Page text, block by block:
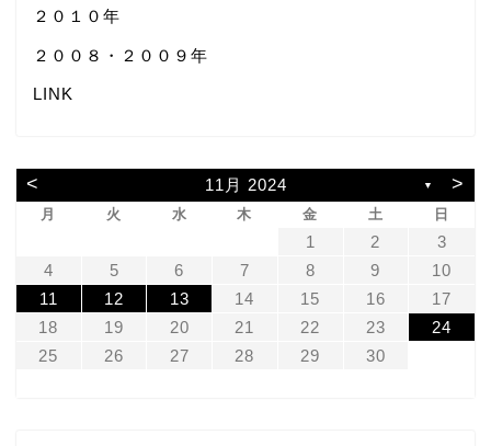
２０１０年
２００８・２００９年
LINK
< 11月 2024 ▼ >
月 火 水 木 金 土 日
1 2
3
4
5 6 7 8 9
10
11
12 13 14 15 16
17
18
19 20 21 22 23
24
25
26 27 28 29 30